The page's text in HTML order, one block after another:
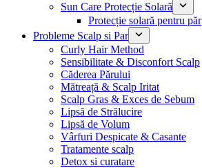
Sun Care Protecție Solară
Protecție solară pentru păr
Probleme Scalp si Par
Curly Hair Method
Sensibilitate & Disconfort Scalp
Căderea Părului
Mătreață & Scalp Iritat
Scalp Gras & Exces de Sebum
Lipsă de Strălucire
Lipsă de Volum
Vârfuri Despicate & Casante
Tratamente scalp
Detox si curatare